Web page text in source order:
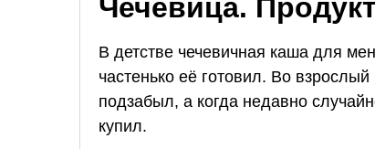
Чечевица.
В детстве чечевичная каша для
частенько её готовил. Во
подзабыл, а когда недавно
купил.